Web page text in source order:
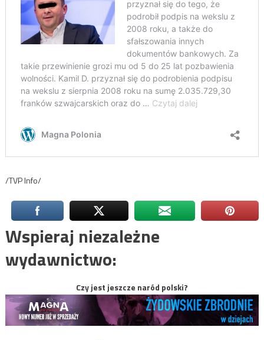
/TVP Info/
Wspieraj niezależne
wydawnictwo:
Czy jest jeszcze naród polski?